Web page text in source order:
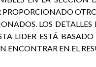
PROPORCIONADO
LOS
LIDER ESTÁ
ENCONTRAR EN EL